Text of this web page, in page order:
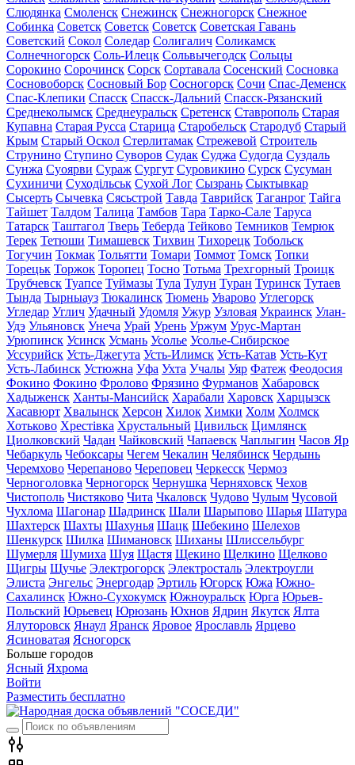
Слюдянка Смоленск Снежинск Снежногорск Снежное
Собинка Советск Советск Советск Советская Гавань
Советский Сокол Соледар Солигалич Соликамск
Солнечногорск Соль-Илецк Сольвычегодск Сольцы
Сорокино Сорочинск Сорск Сортавала Сосенский Сосновка
Сосновоборск Сосновый Бор Сосногорск Сочи Спас-Деменск
Спас-Клепики Спасск Спасск-Дальний Спасск-Рязанский
Среднеколымск Среднеуральск Сретенск Ставрополь Старая
Купавна Старая Русса Старица Старобельск Стародуб Старый
Крым Старый Оскол Стерлитамак Стрежевой Строитель
Струнино Ступино Суворов Судак Суджа Судогда Суздаль
Сунжа Суоярви Сураж Сургут Суровикино Сурск Сусуман
Сухиничи Суходільськ Сухой Лог Сызрань Сыктывкар
Сысерть Сычевка Сясьстрой Тавда Таврийск Таганрог Тайга
Тайшет Талдом Талица Тамбов Тара Тарко-Сале Таруса
Татарск Таштагол Тверь Теберда Тейково Темников Темрюк
Терек Тетюши Тимашевск Тихвин Тихорецк Тобольск
Тогучин Токмак Тольятти Томари Томмот Томск Топки
Торецьк Торжок Торопец Тосно Тотьма Трехгорный Троицк
Трубчевск Туапсе Туймазы Тула Тулун Туран Туринск Тутаев
Тында Тырныауз Тюкалинск Тюмень Уварово Углегорск
Угледар Углич Удачный Удомля Ужур Узловая Украинск Улан-
Удэ Ульяновск Унеча Урай Урень Уржум Урус-Мартан
Урюпинск Усинск Усмань Усолье Усолье-Сибирское
Уссурийск Усть-Джегута Усть-Илимск Усть-Катав Усть-Кут
Усть-Лабинск Устюжна Уфа Ухта Учалы Уяр Фатеж Феодосия
Фокино Фокино Фролово Фрязино Фурманов Хабаровск
Хадыженск Ханты-Мансийск Харабали Харовск Харцызск
Хасавюрт Хвалынск Херсон Хилок Химки Холм Холмск
Хотьково Хрестівка Хрустальный Цивильск Цимлянск
Циолковский Чадан Чайковский Чапаевск Чаплыгин Часов Яр
Чебаркуль Чебоксары Чегем Чекалин Челябинск Чердынь
Черемхово Черепаново Череповец Черкесск Чермоз
Черноголовка Черногорск Чернушка Черняховск Чехов
Чистополь Чистяково Чита Чкаловск Чудово Чулым Чусовой
Чухлома Шагонар Шадринск Шали Шарыпово Шарья Шатура
Шахтерск Шахты Шахунья Шацк Шебекино Шелехов
Шенкурск Шилка Шимановск Шиханы Шлиссельбург
Шумерля Шумиха Шуя Щастя Щекино Щелкино Щелково
Щигры Щучье Электрогорск Электросталь Электроугли
Элиста Энгельс Энергодар Эртиль Югорск Южа Южно-
Сахалинск Южно-Сухокумск Южноуральск Юрга Юрьев-
Польский Юрьевец Юрюзань Юхнов Ядрин Якутск Ялта
Ялуторовск Янаул Яранск Яровое Ярославль Ярцево
Ясиноватая Ясногорск
Больше городов
Ясный Яхрома
Войти
Разместить бесплатно